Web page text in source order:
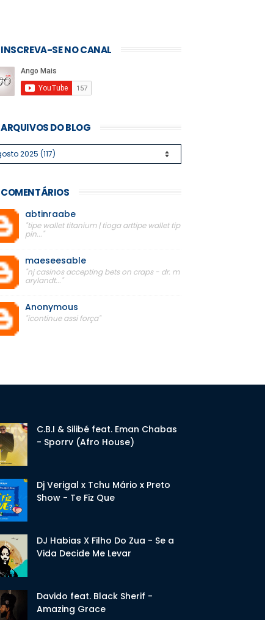
INSCREVA-SE NO CANAL
ARQUIVOS DO BLOG
COMENTÁRIOS
abtinraabe
"tipe wallet titanium | tioga arttipe wallet tip
pin..."
maeseesable
"nj casinos accepting bets on craps - dr. m
arylandt..."
Anonymous
"icontinue assi força"
C.B.I & Silibé feat. Eman Chabas
- Sporrv (Afro House)
Dj Verigal x Tchu Mário x Preto
Show - Te Fiz Que
DJ Habias X Filho Do Zua - Se a
Vida Decide Me Levar
Davido feat. Black Sherif -
Amazing Grace